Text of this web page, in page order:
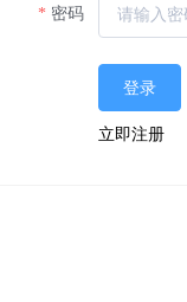
密码
登录
立即注册